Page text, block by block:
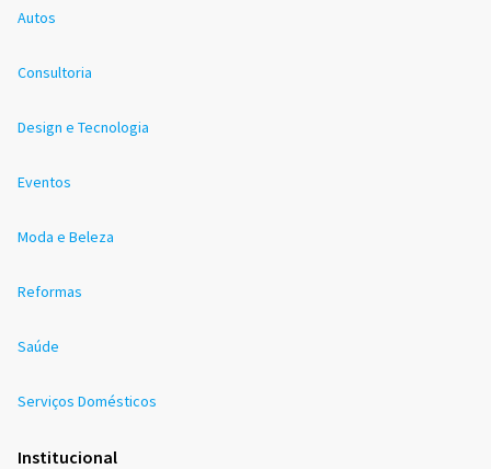
Autos
Consultoria
Design e Tecnologia
Eventos
Moda e Beleza
Reformas
Saúde
Serviços Domésticos
Institucional